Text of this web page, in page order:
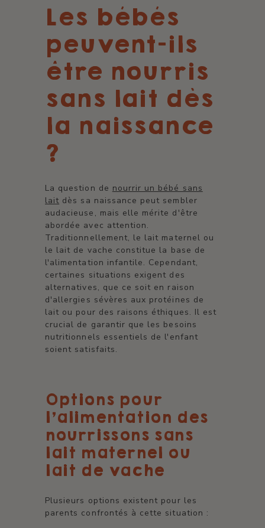
Les bébés
peuvent-ils
être nourris
sans lait dès
la naissance
?
La question de nourrir un bébé sans
lait dès sa naissance peut sembler
audacieuse, mais elle mérite d'être
abordée avec attention.
Traditionnellement, le lait maternel ou
le lait de vache constitue la base de
l'alimentation infantile. Cependant,
certaines situations exigent des
alternatives, que ce soit en raison
d'allergies sévères aux protéines de
lait ou pour des raisons éthiques. Il est
crucial de garantir que les besoins
nutritionnels essentiels de l'enfant
soient satisfaits.
Options pour
l'alimentation des
nourrissons sans
lait maternel ou
lait de vache
Plusieurs options existent pour les
parents confrontés à cette situation :